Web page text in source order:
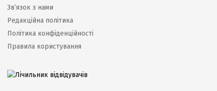
Зв’язок з нами
Редакційна політика
Політика конфіденційності
Правила користування